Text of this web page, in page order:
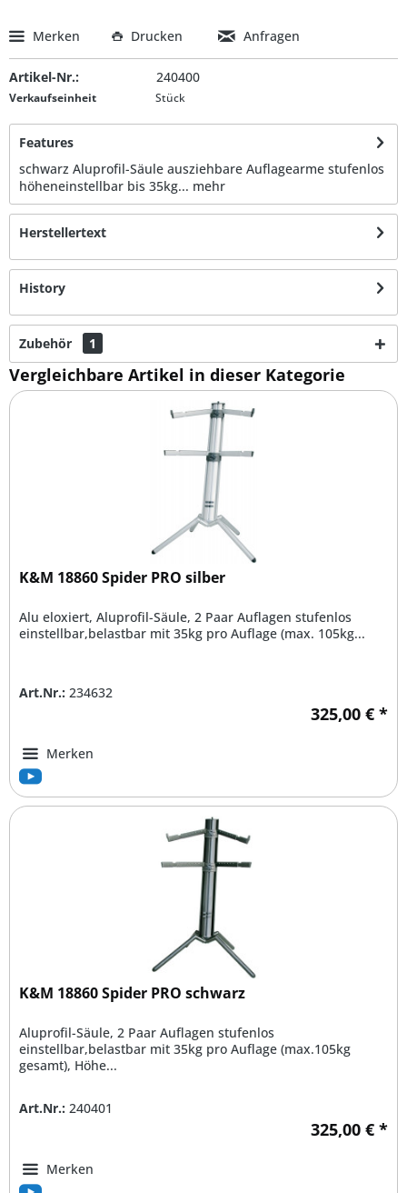
Merken Drucken Anfragen
Artikel-Nr.: 240400
Verkaufseinheit Stück
Features
schwarz Aluprofil-Säule ausziehbare Auflagearme stufenlos
höheneinstellbar bis 35kg... mehr
Herstellertext
History
Zubehör 1
Vergleichbare Artikel in dieser Kategorie
K&M 18860 Spider PRO silber
Alu eloxiert, Aluprofil-Säule, 2 Paar Auflagen stufenlos
einstellbar,belastbar mit 35kg pro Auflage (max. 105kg...
Art.Nr.: 234632
325,00 € *
Merken
K&M 18860 Spider PRO schwarz
Aluprofil-Säule, 2 Paar Auflagen stufenlos
einstellbar,belastbar mit 35kg pro Auflage (max.105kg
gesamt), Höhe...
Art.Nr.: 240401
325,00 € *
Merken